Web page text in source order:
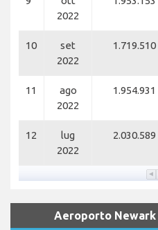
2022
10
set
2022
1.719.510
11
ago
2022
1.954.931
12
lug
2022
2.030.589
Aeroporto